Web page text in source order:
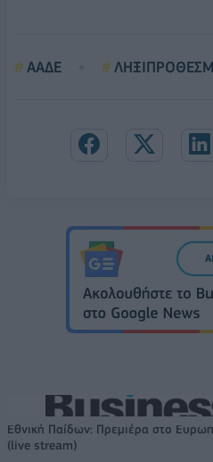
ΑΑΔΕ
Εθνική Παίδων: Πρεμιέρα στο
(live stream)